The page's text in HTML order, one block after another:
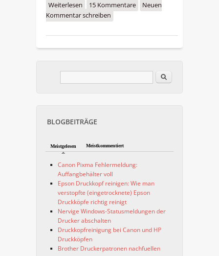
Weiterlesenüber Canon Pixma
Fehlermeldung: Auffangbehälter
15 Kommentare
Neuen
Kommentar schreiben
Suchformular Im Blog suchen
BLOGBEITRÄGE
Meistgelesen Meistkommentiert
Canon Pixma Fehlermeldung:
Auffangbehälter voll
Epson Druckkopf reinigen: Wie man
verstopfte (eingetrocknete) Epson
Druckköpfe richtig reinigt
Nervige Windows-Statusmeldungen der
Drucker abschalten
Druckkopfreinigung bei Canon und HP
Druckköpfen
Brother Druckerpatronen nachfuellen